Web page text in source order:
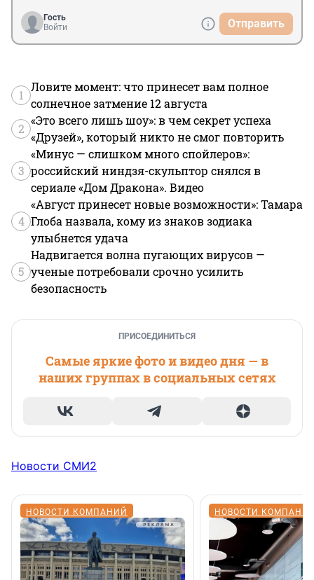
Гость
Войти
Отправить
1
Ловите момент: что принесет вам полное
солнечное затмение 12 августа
2
«Это всего лишь шоу»: в чем секрет успеха
«Друзей», который никто не смог повторить
3
«Минус — слишком много спойлеров»:
российский ниндзя-скульптор снялся в
сериале «Дом Дракона». Видео
4
«Август принесет новые возможности»: Тамара
Глоба назвала, кому из знаков зодиака
улыбнется удача
5
Надвигается волна пугающих вирусов —
ученые потребовали срочно усилить
безопасность
ПРИСОЕДИНИТЬСЯ
Самые яркие фото и видео дня — в
наших группах в социальных сетях
Новости СМИ2
НОВОСТИ КОМПАНИЙ НОВОСТИ